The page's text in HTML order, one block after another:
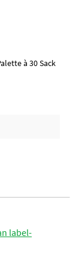
à 30 Sack